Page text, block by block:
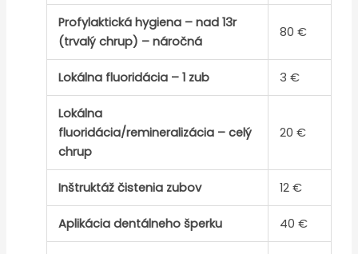
Profylaktická hygiena – nad 13r
(trvalý chrup) – náročná
80 €
Lokálna fluoridácia – 1 zub 3 €
Lokálna
fluoridácia/remineralizácia – celý
chrup
20 €
Inštruktáž čistenia zubov 12 €
Aplikácia dentálneho šperku 40 €